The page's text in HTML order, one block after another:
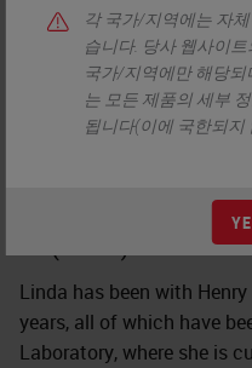
각 국가/지역에는 자
습니다. 당사 웹사이
국가/지역에만 해당
는 모든 제품의 세부
됩니다(이에 국한되지
Linda A.
Linda has been with
years, all of which have
Laboratory, where she is